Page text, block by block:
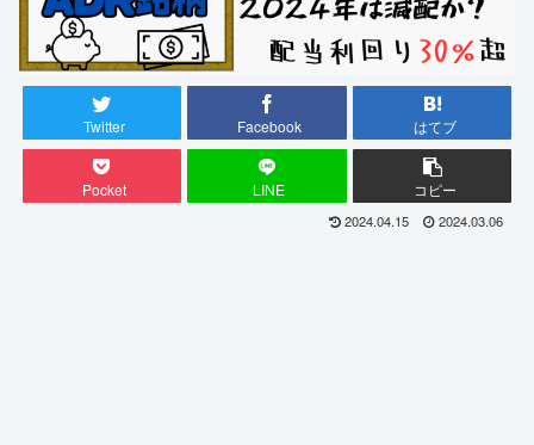
Twitter Facebook はてブ
Pocket LINE コピー
2024.04.15 2024.03.06